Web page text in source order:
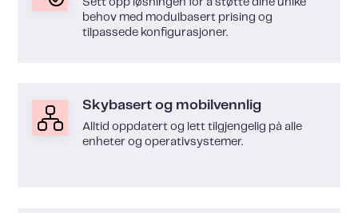
Sett opp løsningen for å støtte dine unike
behov med modulbasert prising og
tilpassede konfigurasjoner.
Skybasert og mobilvennlig
Alltid oppdatert og lett tilgjengelig på alle
enheter og operativsystemer.